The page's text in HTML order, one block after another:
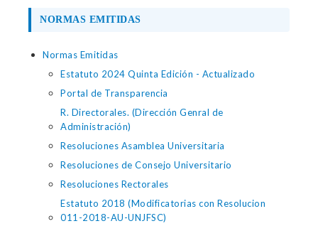
NORMAS EMITIDAS
Normas Emitidas
Estatuto 2024 Quinta Edición - Actualizado
Portal de Transparencia
R. Directorales. (Dirección Genral de
Administración)
Resoluciones Asamblea Universitaria
Resoluciones de Consejo Universitario
Resoluciones Rectorales
Estatuto 2018 (Modificatorias con Resolucion
011-2018-AU-UNJFSC)